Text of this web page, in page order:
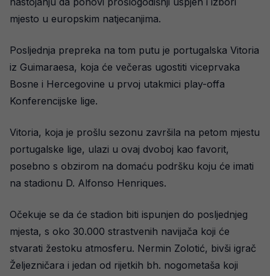
mjesto u europskim natjecanjima.
Posljednja prepreka na tom putu je portugalska Vitoria
iz Guimaraesa, koja će večeras ugostiti viceprvaka
Bosne i Hercegovine u prvoj utakmici play-offa
Konferencijske lige.
Vitoria, koja je prošlu sezonu završila na petom mjestu
portugalske lige, ulazi u ovaj dvoboj kao favorit,
posebno s obzirom na domaću podršku koju će imati
na stadionu D. Alfonso Henriques.
Očekuje se da će stadion biti ispunjen do posljednjeg
mjesta, s oko 30.000 strastvenih navijača koji će
stvarati žestoku atmosferu. Nermin Zolotić, bivši igrač
Željezničara i jedan od rijetkih bh. nogometaša koji